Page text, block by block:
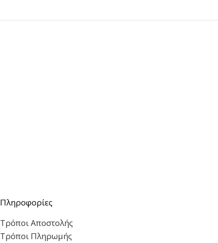
Πληροφορίες
Τρόποι Αποστολής
Τρόποι Πληρωμής